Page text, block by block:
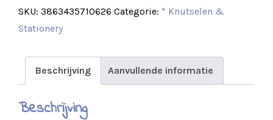
SKU: 3863435710626 Categorie: * Knutselen &
Stationery
Beschrijving Aanvullende informatie
Beschrijving